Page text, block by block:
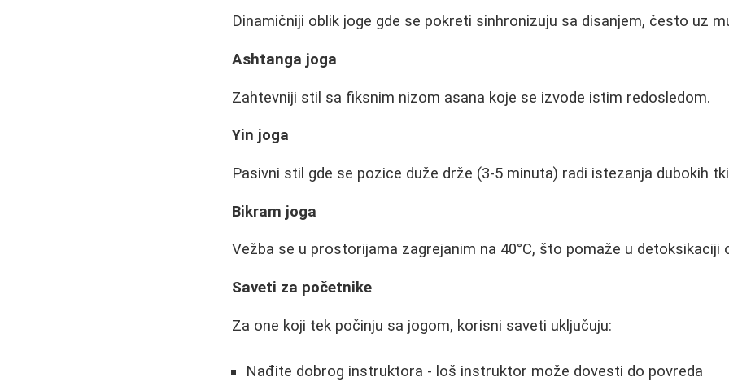
Dinamičniji oblik joge gde se pokreti sinhronizuju sa disanjem, često uz
Ashtanga joga
Zahtevniji stil sa fiksnim nizom asana koje se izvode istim redosledom.
Yin joga
Pasivni stil gde se pozice duže drže (3-5 minuta) radi istezanja dubokih
Bikram joga
Vežba se u prostorijama zagrejanim na 40°C, što pomaže u detoksikaciji
Saveti za početnike
Za one koji tek počinju sa jogom, korisni saveti uključuju:
Nađite dobrog instruktora - loš instruktor može dovesti do povreda